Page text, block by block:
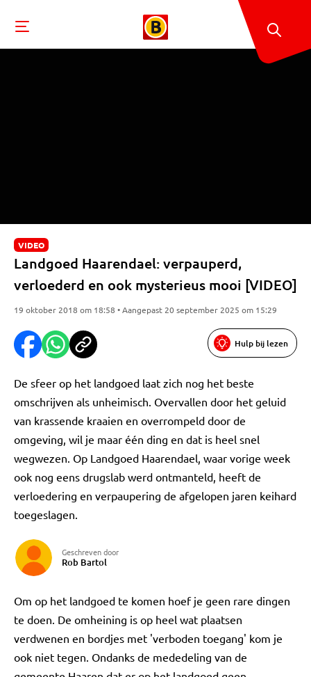
VIDEO
Landgoed Haarendael: verpauperd,
verloederd en ook mysterieus mooi [VIDEO]
19 oktober 2018 om 18:58 • Aangepast 20 september 2025 om 15:29
Hulp bij lezen
De sfeer op het landgoed laat zich nog het beste
omschrijven als unheimisch. Overvallen door het geluid
van krassende kraaien en overrompeld door de
omgeving, wil je maar één ding en dat is heel snel
wegwezen. Op Landgoed Haarendael, waar vorige week
ook nog eens drugslab werd ontmanteld, heeft de
verloedering en verpaupering de afgelopen jaren keihard
toegeslagen.
Geschreven door
Rob Bartol
Om op het landgoed te komen hoef je geen rare dingen
te doen. De omheining is op heel wat plaatsen
verdwenen en bordjes met 'verboden toegang' kom je
ook niet tegen. Ondanks de mededeling van de